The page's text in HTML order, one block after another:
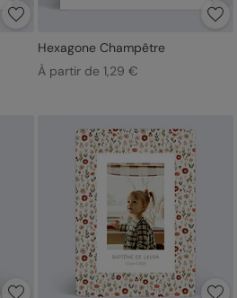
Hexagone Champêtre
À partir de 1,29 €